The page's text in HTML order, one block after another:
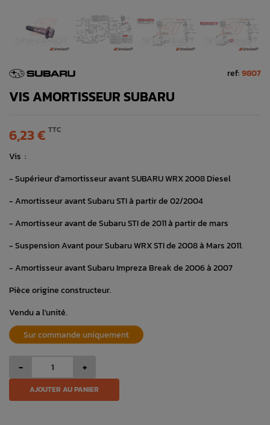
ref:9807
VIS AMORTISSEUR SUBARU
6,23 € TTC
Vis :
- Supérieur d'amortisseur avant SUBARU WRX 2008 Diesel
- Amortisseur avant Subaru STI à partir de 02/2004
- Amortisseur avant de Subaru STI de 2011 à partir de mars
- Suspension Avant pour Subaru WRX STI de 2008 à Mars 2011.
- Amortisseur avant Subaru Impreza Break de 2006 à 2007
Pièce origine constructeur.
Vendu a l'unité.
Sur commande uniquement
- +
AJOUTER AU PANIER